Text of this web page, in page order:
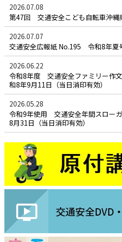
2026.07.08
第47回 交通安全こども自転車沖縄
2026.07.07
交通安全広報紙 No.195 令和8年
2026.06.22
令和8年度 交通安全ファミリー作
和8年9月11日（当日消印有効）
2026.05.28
令和9年使用 交通安全年間スロー
8月31日（当日消印有効）